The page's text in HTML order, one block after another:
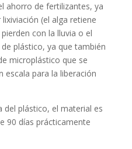
ahorro de fertilizantes, ya
(el alga retiene
con la lluvia o el
plástico, ya que también
microplástico que se
escala para la liberación
del plástico, el material es
90 días prácticamente